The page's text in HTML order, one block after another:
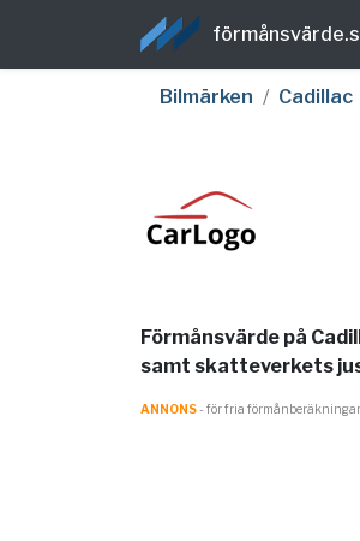
Bilmärken Cadillac
Förmånsvärde på
samt skatteverkets
ANNONS- för fria förmånberäkningar